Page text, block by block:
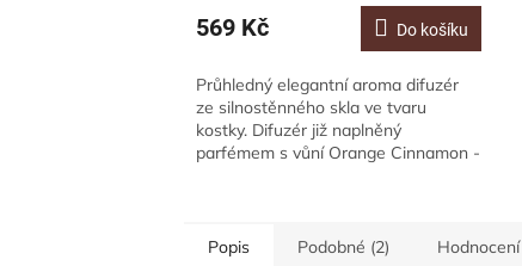
569 Kč Do košíku
Průhledný elegantní aroma difuzér
ze silnostěnného skla ve tvaru
kostky. Difuzér již naplněný
parfémem s vůní Orange Cinnamon -
Popis Podobné (2) Hodnocení